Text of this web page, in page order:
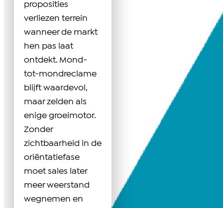
proposities
verliezen terrein
wanneer de markt
hen pas laat
ontdekt. Mond-
tot-mondreclame
blijft waardevol,
maar zelden als
enige groeimotor.
Zonder
zichtbaarheid in de
oriëntatiefase
moet sales later
meer weerstand
wegnemen en